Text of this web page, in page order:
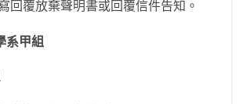
回覆放棄聲明書或回覆信件告知。
系甲組